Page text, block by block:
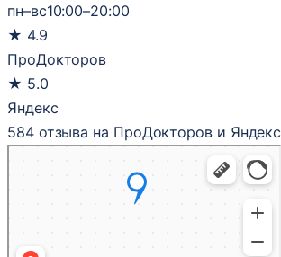
пн–вс10:00–20:00
★ 4.9
ПроДокторов
★ 5.0
Яндекс
584 отзыва на ПроДокторов и Яндекс